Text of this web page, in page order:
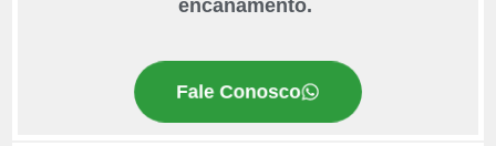
encanamento.
Fale Conosco